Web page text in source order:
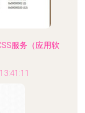
服务（应用软